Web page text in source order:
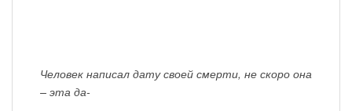
Человек написал дату своей смерти, не скоро она
– эта да-